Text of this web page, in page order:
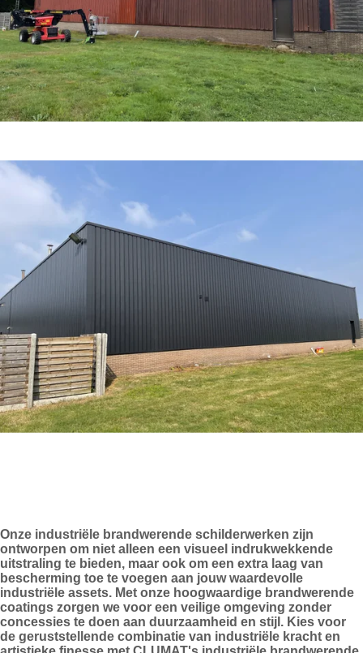
Onze industriële brandwerende schilderwerken zijn
ontworpen om niet alleen een visueel indrukwekkende
uitstraling te bieden, maar ook om een extra laag van
bescherming toe te voegen aan jouw waardevolle
industriële assets. Met onze hoogwaardige brandwerende
coatings zorgen we voor een veilige omgeving zonder
concessies te doen aan duurzaamheid en stijl. Kies voor
de geruststellende combinatie van industriële kracht en